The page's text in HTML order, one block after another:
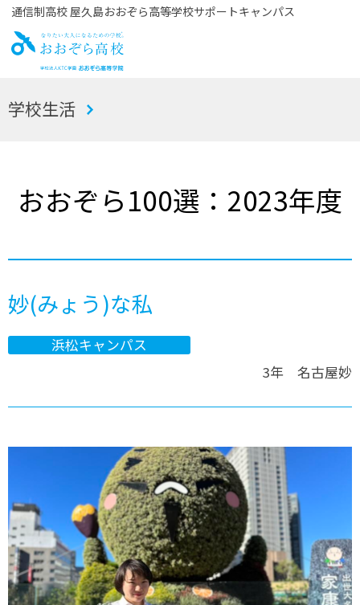
通信制高校 屋久島おおぞら高等学校サポートキャンパス
お
学校生活
おおぞら100選：2023年度
妙(みょう)な私
浜松キャンパス
3年 名古屋妙